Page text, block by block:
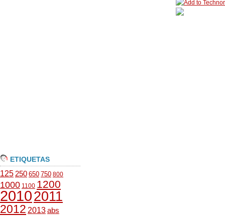
ETIQUETAS
125 250 650 750 800
1000 1100 1200
20102011
2012 2013abs